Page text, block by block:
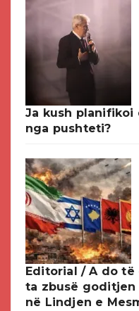
Ja kush planifikoi
nga pushteti?
Editorial / A do
ta zbusë
në Lindjen e